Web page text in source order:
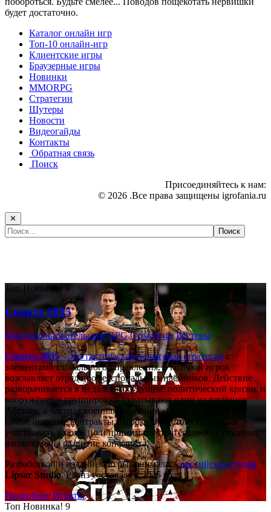
будет достаточно.
Каталог онлайн игр
Топ-10 онлайн-игр
Клиентские игры
Браузерные игры
Новинки
MMORPG
Стратегии
Шутеры
Новости
Видеогайды
Контакты
Обратная связь
Поиск
Присоединяйтесь к нам:
© 2026 .Все права защищены igrofania.ru
✕
Топ Новинка! 9
Спарта 2035
Многопользовательские RPG Стратегии Шутеры
Спарта 2035– это тактическаяпошаговая стратегияс
элементами глобального управления, в которой игрок
возглавляет отряд профессиональных наёмников. Действие
разворачивается в недалёком будущем: политический кризис и
вооружённые группировки охватывают один из регионов
Африки, а частная военная компания «Спарта» берётся за
самые опасные контракты. Игроку предстоит не только
участвовать в боях, но и принимать стратегические решения,
влияющие на развитие конфликта.
Разработкой и изданием игры занималасьроссийская студия
Lipsar Studio. Релиз состоялся в 2025 году.
Подробнее Играть!
Топ Новинка! 9